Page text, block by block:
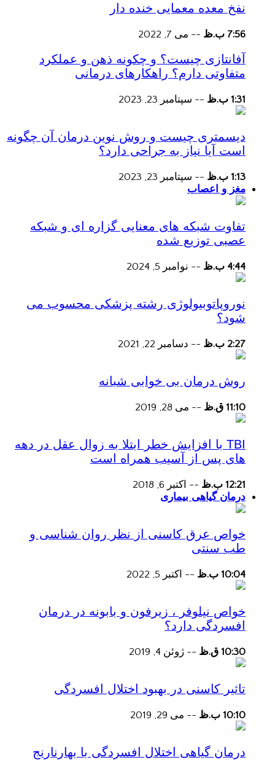
نفخ معده معمایی خنده دار
7:56 ب.ظ -- می 7, 2022
آفانتازی چیست؟ و چکونه ذهن و عملکرد
متفاوتی دارم؟ راهکارهای درمانی
1:31 ب.ظ -- سپتامبر 23, 2023
دیسمتری چیست و روش نوین درمان آن چگونه
است آیا نیاز به جراحی دارد؟
1:13 ب.ظ -- سپتامبر 23, 2023
مغز و اعصاب
تفاوت شبکه های معنایی گزاره ای و شبکه
عصبی توزیع شده
4:44 ب.ظ -- نوامبر 5, 2024
نوروپاتوبیولوژی رشته پزشکی محسوب می
شود؟
2:27 ب.ظ -- دسامبر 22, 2021
روش درمان بی خوابی شبانه
11:10 ق.ظ -- می 28, 2019
TBI با افزایش خطر ابتلا به زوال عقل در دهه
های پس از آسیب همراه است
12:21 ب.ظ -- اکتبر 6, 2018
درمان گیاهی بیماری
خواص عرق کاسنی از نظر روان شناسی و
طب سنتی
10:04 ب.ظ -- اکتبر 5, 2022
خواص نیلوفر ، زیرفون و بابونه در درمان
افسردگی دارد؟
10:30 ق.ظ -- ژوئن 4, 2019
تاثیر کاسنی در بهبود اختلال افسردگی
10:10 ب.ظ -- می 29, 2019
درمان گیاهی اختلال افسردگی با بهارنارنج